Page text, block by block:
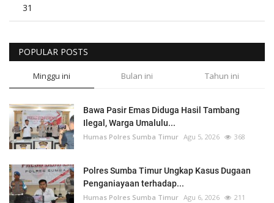
31
POPULAR POSTS
Minggu ini Bulan ini Tahun ini
Bawa Pasir Emas Diduga Hasil Tambang
Ilegal, Warga Umalulu...
Humas Polres Sumba Timur Agu 5, 2026 368
Polres Sumba Timur Ungkap Kasus Dugaan
Penganiayaan terhadap...
Humas Polres Sumba Timur Agu 6, 2026 211